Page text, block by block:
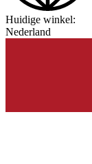
Huidige winkel:
Nederland